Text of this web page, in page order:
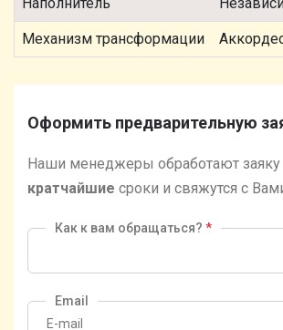
Механизм трансформации
Оформить предварительную
Наши менеджеры обработают заяку
кратчайшие сроки и свяжутся с
Как к вам обращаться? *
Email